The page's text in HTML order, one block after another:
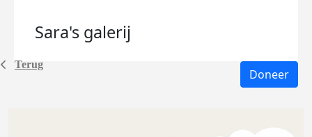
Terug
Sara's galerij
Doneer